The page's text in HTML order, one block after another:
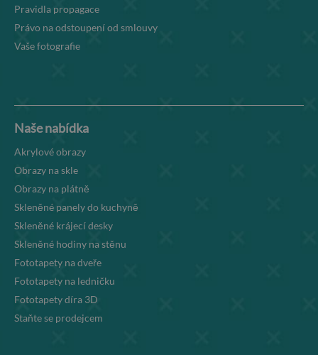
Pravidla propagace
Právo na odstoupení od smlouvy
Vaše fotografie
Naše nabídka
Akrylové obrazy
Obrazy na skle
Obrazy na plátně
Skleněné panely do kuchyně
Skleněné krájecí desky
Skleněné hodiny na stěnu
Fototapety na dveře
Fototapety na ledničku
Fototapety díra 3D
Staňte se prodejcem